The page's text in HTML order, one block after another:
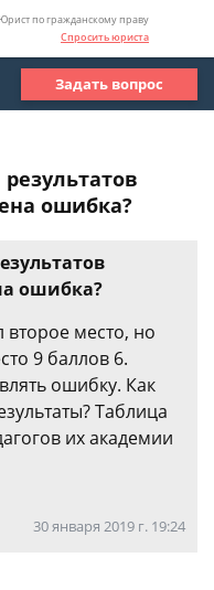
по гражданскому праву
Спросить юриста
Задать вопрос
ошибка?
ошибка?
место, но
9 баллов 6.
ошибку. Как
Таблица
их академии
30 января 2019 г. 19:24